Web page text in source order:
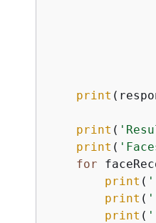
print
print (
print (
for
print ( '
print ( '
print ( '